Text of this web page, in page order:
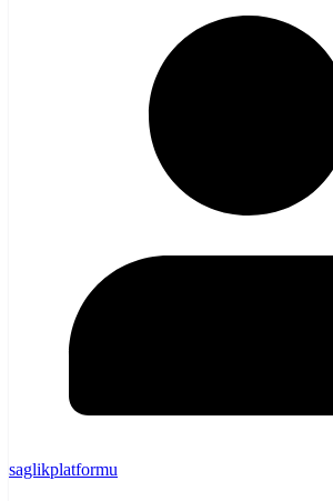
saglikplatformu